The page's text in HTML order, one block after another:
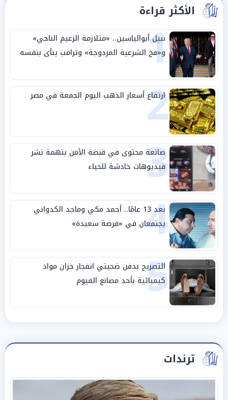
الأكثر قراءة
1
نبيل أبوالياسين.. «متلازمة الزعيم الناجي»
و«فخ الشرعية المزدوجة» وترامب ينأى بنفسه
وحليفه في «ميتم استراتيجي»
2
ارتفاع أسعار الذهب اليوم الجمعة في مصر
3
صانعة محتوى في قبضة الأمن بتهمة نشر
فيديوهات خادشة للحياء
4 بعد 13 عامًا.. أحمد مكي وماجد الكدواني
يجتمعان في «فرصة سعيدة»
5
التصريح بدفن ضحيتي انفجار خزان مواد
كيميائية بأحد مصانع الفيوم
ترندات